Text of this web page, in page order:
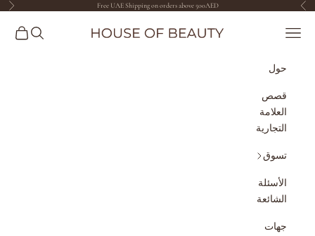
التخطي إلى المحتوى
السابق Free UAE Shipping on orders above 500AED
The House of Beauty AE القائمة البحثسلة
حول
قصص
العلامة
التجارية
تسوق
الأسئلة
الشائعة
جهات